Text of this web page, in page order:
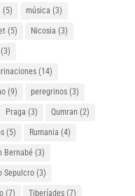
(5) música (3)
(5) Nicosia (3)
(14)
(9) peregrinos(3)
Praga (3) Qumran (2)
(5) Rumania (4)
Bernabé (3)
Sepulcro(3)
(7) Tiberíades(7)